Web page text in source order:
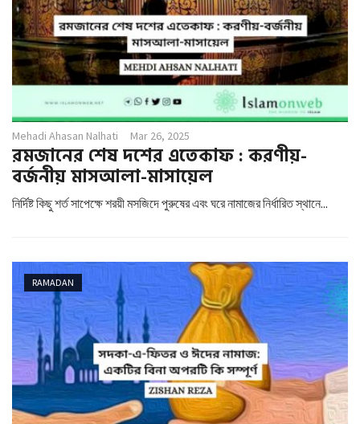
Mehadi Ahasan Nalhati Mar 26, 2025
রমজানের শেষ দশের এতেকাফ : করণীয়-
বর্জনীয় মাসআলা-মাসায়েল
নির্দিষ্ট কিছু শর্ত সাপেক্ষে শরয়ী মসজিদে পুরুষের এবং ঘরে নামাজের নির্ধারিত স্থানে...
RAMADAN